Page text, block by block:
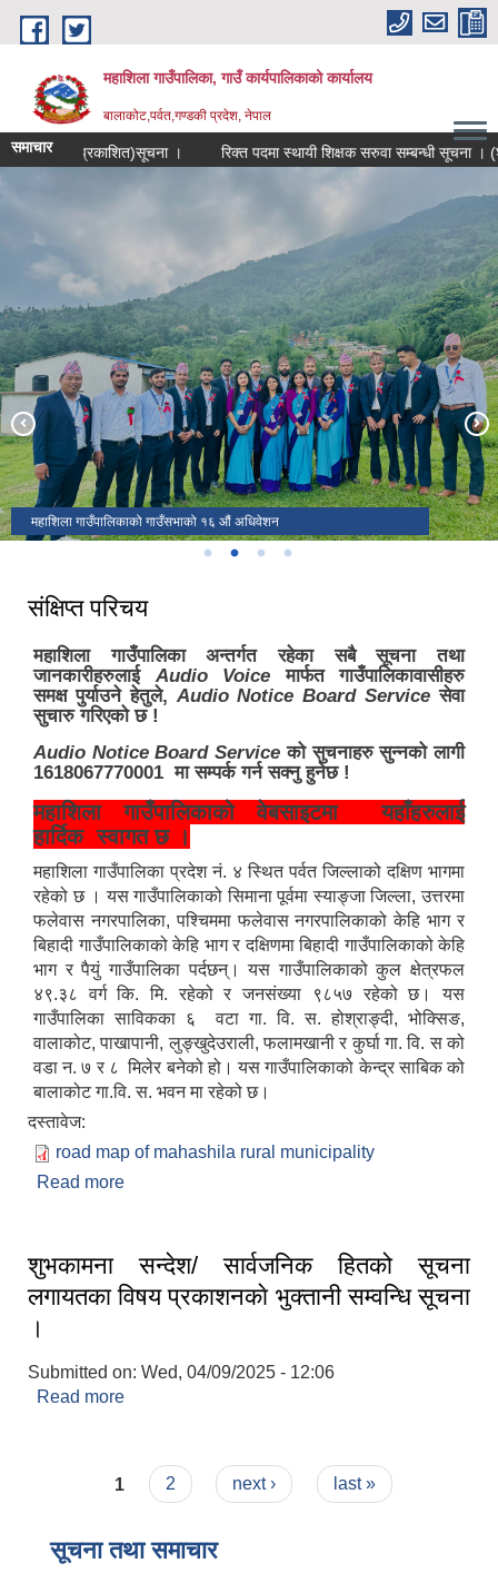
Skip to main content
महाशिला गाउँपालिका, गाउँ कार्यपालिकाको कार्यालय
बालाकोट,पर्वत,गण्डकी प्रदेश, नेपाल
समाचार
पटक प्रकाशित)सूचना । रिक्त पदमा स्थायी शिक्षक सरुवा सम्बन्धी सूचना । (श्री
पुर्ण खाेप सुनिस्चितता तथा दिगाेपना कार्यक्रममा
महाशिला गाउँपालिकाको गाउँसभाको १६ औं अधिवेशन
महाशिला विकास स्वयंसेवक
१९ औं राष्ट्रिय महिला सामुदायिक स्वास्थ्य स्वयंसेविका दिवस
संक्षिप्त परिचय
महाशिला गाउँपालिका अन्तर्गत रहेका सबै सूचना तथा
जानकारीहरुलाईAudio Voice मार्फत गाउँपालिकावासीहरु
समक्ष पुर्याउने हेतुले, Audio Notice Board Service सेवा
सुचारु गरिएको छ !
Audio Notice Board Serviceको सुचनाहरु सुन्नको लागी
1618067770001 मा सम्पर्क गर्न सक्नु हुनेछ !
महाशिला गाउँपालिकाको वेबसाइटमा यहाँहरुलाई
हार्दिक स्वागत छ ।
महाशिला गाउँपालिका प्रदेश नं. ४ स्थित पर्वत जिल्लाको दक्षिण भागमा
रहेको छ । यस गाउँपालिकाको सिमाना पूर्वमा स्याङ्जा जिल्ला, उत्तरमा
फलेवास नगरपालिका, पश्चिममा फलेवास नगरपालिकाको केहि भाग र
बिहादी गाउँपालिकाको केहि भाग र दक्षिणमा बिहादी गाउँपालिकाको केहि
भाग र पैयुं गाउँपालिका पर्दछन्। यस गाउँपालिकाको कुल क्षेत्रफल
४९.३८ वर्ग कि. मि. रहेको र जनसंख्या ९८५७ रहेको छ। यस
गाउँपालिका साविकका ६ वटा गा. वि. स. होश्राङ्दी, भोक्सिङ,
वालाकोट, पाखापानी, लुङ्खुदेउराली, फलामखानी र कुर्घा गा. वि. स को
वडा न. ७ र ८ मिलेर बनेको हो। यस गाउँपालिकाको केन्द्र साबिक को
बालाकोट गा.वि. स. भवन मा रहेको छ।
दस्तावेज:
road map of mahashila rural municipality
Read more
शुभकामना सन्देश/ सार्वजनिक हितको सूचना
लगायतका विषय प्रकाशनकाे भुक्तानी सम्वन्धि सूचना
।
Submitted on: Wed, 04/09/2025 - 12:06
Read more
Pages
1 2 next › last »
सूचना तथा समाचार